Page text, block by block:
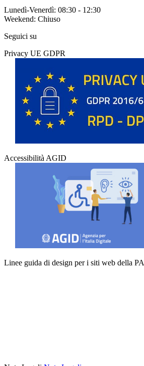
Lunedì-Venerdì: 08:30 - 12:30
Weekend: Chiuso
Seguici su
Privacy UE GDPR
Accessibilità AGID
Linee guida di design per i siti web della PA